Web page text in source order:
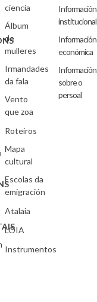
ciencia
Álbum
de
mulleres
Irmandades
da fala
Vento
que zoa
Roteiros
Mapa
cultural
Escolas da
emigración
Atalaia
LOIA
Instrumentos
Información
institucional
Información
económica
Información
sobre o
persoal